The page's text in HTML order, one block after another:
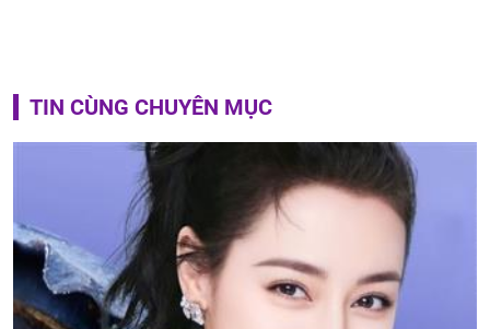
TIN CÙNG CHUYÊN MỤC